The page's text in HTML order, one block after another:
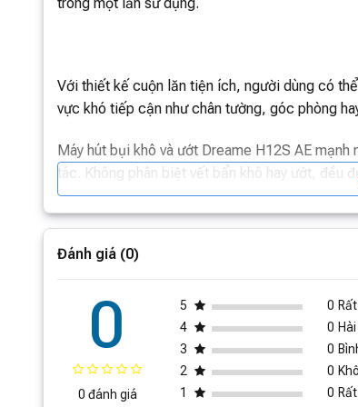
Với thiết kế cuộn lăn tiện ích, người dùng có
vực khó tiếp cận như chân tường, góc phòng
Máy hút bụi khô và ướt Dreame H12S AE
tác. Không phân biệt vết bẩn khô hay ướt, đều
Tính năng tự làm sạch chỉ với một nút bấm
Đánh giá (0)
0
0 đánh giá
5 0
4
0
3
0
2
0
1
0